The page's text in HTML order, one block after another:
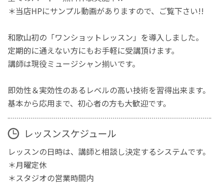
＊当店HPにサンプル動画がありますので、ご覧下さい!!
和歌山初の「ワンショットレッスン」を導入しました。
定期的に通えない方にもお手軽に受講頂けます。
講師は現役ミュージシャン揃いです。
即効性＆実効性のあるレベルの高い技術を習得出来ます。
基本から応用まで、初心者の方も大歓迎です。
レッスンスケジュール
レッスンの日時は、講師と相談し決定するシステムです。
＊月曜定休
＊スタジオの営業時間内